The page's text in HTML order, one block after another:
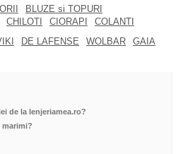
BLUZE si TOPURI
CHILOTI CIORAPI
COLANTI
DE LAFENSE WOLBAR
GAIA
de la lenjeriamea.ro?
marimi?